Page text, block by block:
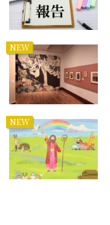
NEW
NEW